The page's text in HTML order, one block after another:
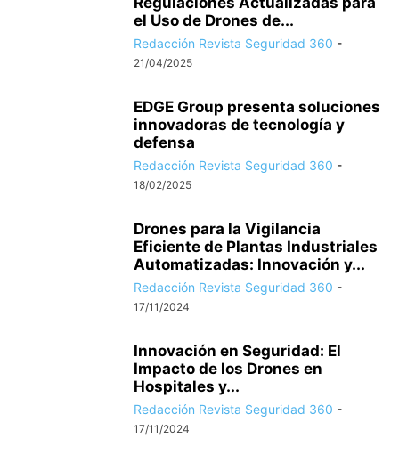
el Uso de Drones de...
Redacción Revista Seguridad 360 -
21/04/2025
EDGE Group presenta soluciones
innovadoras de tecnología y
defensa
Redacción Revista Seguridad 360 -
18/02/2025
Drones para la Vigilancia
Eficiente de Plantas Industriales
Automatizadas: Innovación y...
Redacción Revista Seguridad 360 -
17/11/2024
Innovación en Seguridad: El
Impacto de los Drones en
Hospitales y...
Redacción Revista Seguridad 360 -
17/11/2024